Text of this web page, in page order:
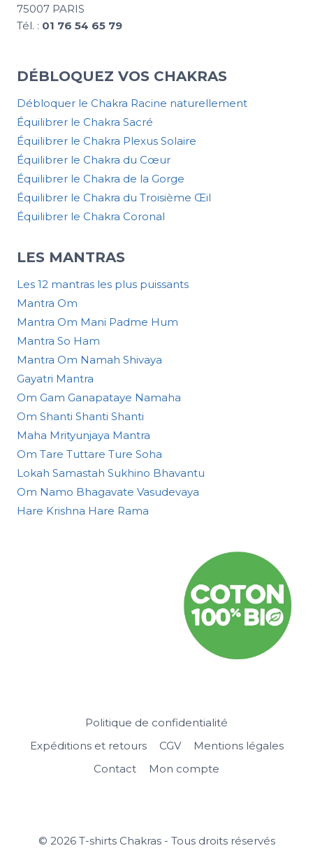
75007 PARIS
Tél. : 01 76 54 65 79
DÉBLOQUEZ VOS CHAKRAS
Débloquer le Chakra Racine naturellement
Équilibrer le Chakra Sacré
Équilibrer le Chakra Plexus Solaire
Équilibrer le Chakra du Cœur
Équilibrer le Chakra de la Gorge
Équilibrer le Chakra du Troisième Œil
Équilibrer le Chakra Coronal
LES MANTRAS
Les 12 mantras les plus puissants
Mantra Om
Mantra Om Mani Padme Hum
Mantra So Ham
Mantra Om Namah Shivaya
Gayatri Mantra
Om Gam Ganapataye Namaha
Om Shanti Shanti Shanti
Maha Mrityunjaya Mantra
Om Tare Tuttare Ture Soha
Lokah Samastah Sukhino Bhavantu
Om Namo Bhagavate Vasudevaya
Hare Krishna Hare Rama
Politique de confidentialité
Expéditions et retours
CGV
Mentions légales
Contact
Mon compte
© 2026 T-shirts Chakras - Tous droits réservés